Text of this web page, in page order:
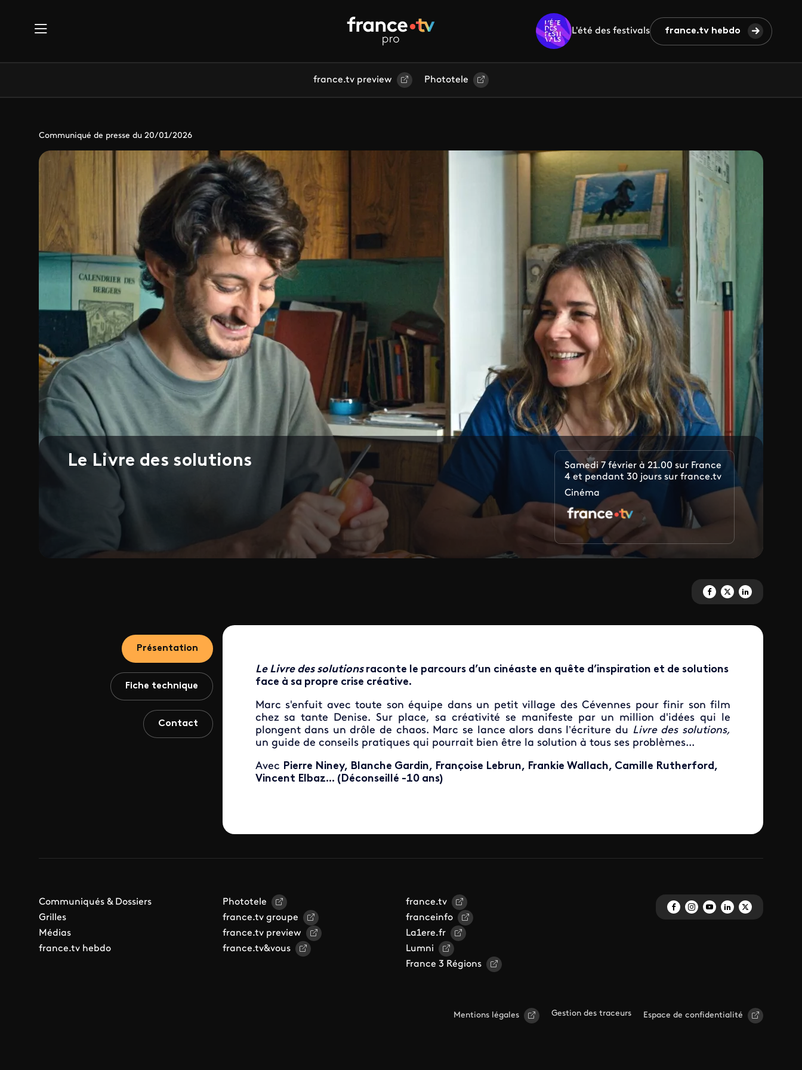
L'été des festivals france.tv hebdo
france.tv preview Phototele
Communiqué de presse du 20/01/2026
Le Livre des solutions
Samedi 7 février à 21.00 sur France
4 et pendant 30 jours sur france.tv
Cinéma
Partagez 'Le Livre des
Partagez 'Le Livre des
Partagez 'Le Livre
Présentation
Fiche technique
Contact
Le Livre des solutionsraconte le parcours d’un cinéaste en quête d’inspiration et de solutions
face à sa propre crise créative.
Marc s'enfuit avec toute son équipe dans un petit village des Cévennes pour finir son film
chez sa tante Denise. Sur place, sa créativité se manifeste par un million d'idées qui le
plongent dans un drôle de chaos. Marc se lance alors dans l’écriture du Livre des solutions,
un guide de conseils pratiques qui pourrait bien être la solution à tous ses problèmes...
Avec Pierre Niney, Blanche Gardin, Françoise Lebrun, Frankie Wallach, Camille Rutherford,
Vincent Elbaz... (Déconseillé -10 ans)
Communiqués & Dossiers
Grilles
Médias
france.tv hebdo
Phototele
france.tv groupe
france.tv preview
france.tv&vous
france.tv
franceinfo
La1ere.fr
Lumni
France 3 Régions
Mentions légales Gestion des traceurs Espace de confidentialité